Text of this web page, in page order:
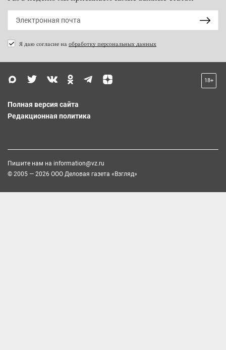
Я даю согласие на обработку персональных данных
18+
Полная версия сайта
Редакционная политика
Пишите нам на information@vz.ru
© 2005 — 2026 ООО Деловая газета «Взгляд»